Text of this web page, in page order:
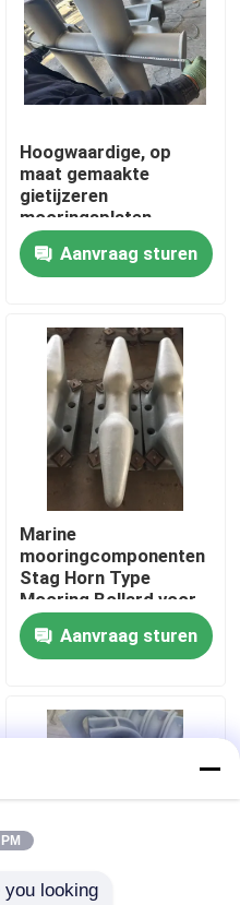
Hoogwaardige, op
maat gemaakte
gietijzeren
mooringsplaten,
ballarden,
enkelvoudige / dubbele
/ kruisdockballarden
Aanvraag sturen
Marine
mooringcomponenten
Stag Horn Type
Mooring Bollard voor
kleine wharf en jetty
MOQ Leading Time
Aanvraag sturen
you looking